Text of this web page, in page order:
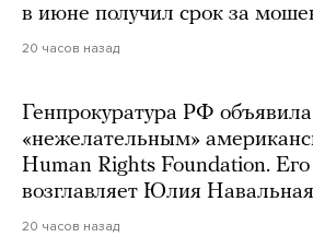
в июне получил срок за
20 часов назад
Генпрокуратура РФ объявила
«нежелательным»
Human Rights Foundation. Его
возглавляет Юлия Навальная
20 часов назад